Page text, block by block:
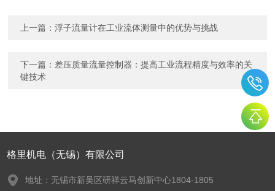
上一篇：浮子流量计在工业流体测量中的优势与挑战
下一篇： 差压质量流量控制器：提高工业流程精度与效率的关
键技术
格里机电（无锡）有限公司
地址：无锡市新吴区研祥云马创新中心1804-1805